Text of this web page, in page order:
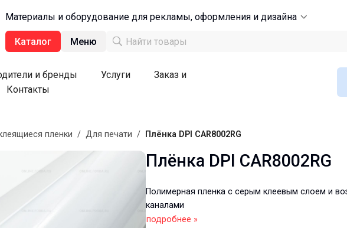
Материалы и оборудование для рекламы, оформления и дизайна
Каталог Меню
и бренды Услуги
Заказ и
Контакты
пленки / Для печати / Плёнка DPI CAR8002RG
Плёнка DPI CAR8002RG
Полимерная пленка с серым клеевым слоем и
каналами
подробнее »